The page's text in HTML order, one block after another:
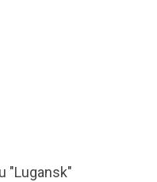
"Lugansk"